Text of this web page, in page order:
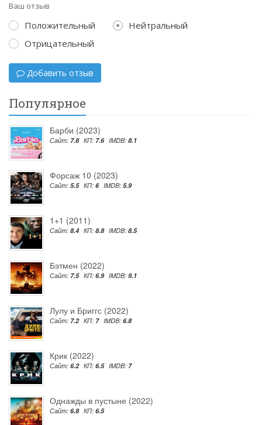
Ваш отзыв
Положительный
Нейтральный
Отрицательный
Добавить отзыв
Популярное
Барби (2023)
Сайт: 7.8 КП: 7.6 IMDB: 8.1
Форсаж 10 (2023)
Сайт: 5.5 КП: 6 IMDB: 5.9
1+1 (2011)
Сайт: 8.4 КП: 8.8 IMDB: 8.5
Бэтмен (2022)
Сайт: 7.5 КП: 6.9 IMDB: 9.1
Лулу и Бриггс (2022)
Сайт: 7.2 КП: 7 IMDB: 6.8
Крик (2022)
Сайт: 6.2 КП: 6.5 IMDB: 7
Однажды в пустыне (2022)
Сайт: 6.8 КП: 6.5